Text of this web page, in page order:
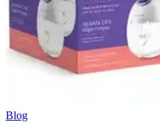
Blog